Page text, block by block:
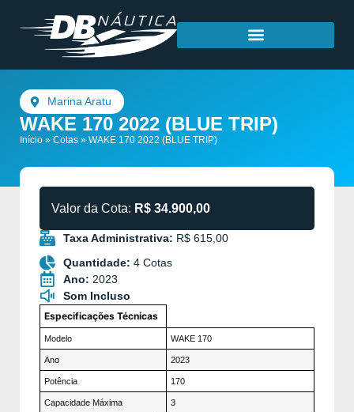
Marina Aratu
WAKE 170 2022 (BLUE TRIP)
Início » Cotas » WAKE 170 2022 (BLUE TRIP)
Valor da Cota: R$ 34.900,00
Taxa Administrativa: R$ 615,00
Quantidade: 4 Cotas
Ano: 2023
Som Incluso
Especificações Técnicas
Modelo WAKE 170
Ano 2023
Potência 170
Capacidade Máxima 3